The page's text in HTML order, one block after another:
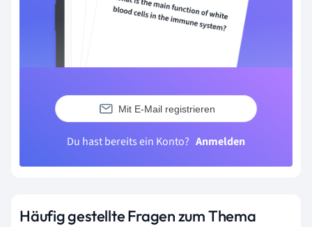
Mit E-Mail registrieren
Du hast bereits ein Konto? Anmelden
Häufig gestellte Fragen zum Thema